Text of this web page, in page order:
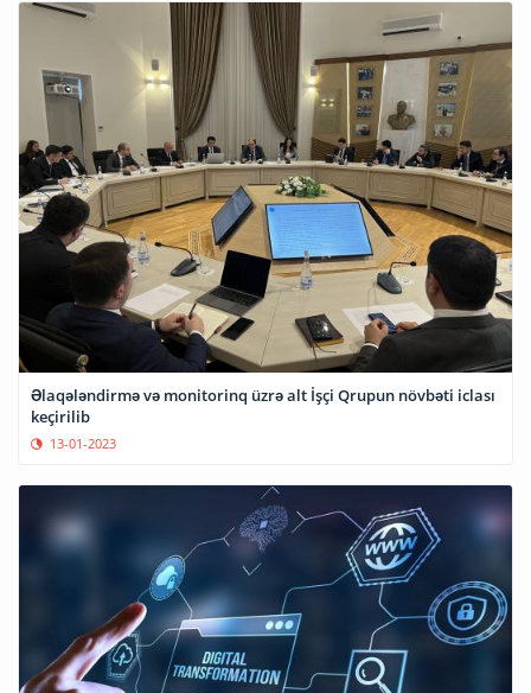
Əlaqələndirmə və monitorinq üzrə alt İşçi Qrupun növbəti iclası
keçirilib
13-01-2023